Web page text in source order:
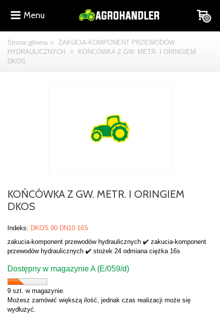
Menu 0
Strona główna >
ZAKUCIA-KOMPONENT PRZEWODÓW
HYDRAULICZNYCH
>
KOŃCÓWKA Z GW. METR. I ORINGIEM
DKOS
KOŃCÓWKA Z GW. METR. I ORINGIEM
DKOS
Indeks: DKOS 90 DN10 16S
zakucia-komponent przewodów hydraulicznych ✔️ zakucia-komponent
przewodów hydraulicznych ✔️ stożek 24 odmiana ciężka 16s
Dostępny w magazynie A (E/059/d)
9 szt. w magazynie.
Możesz zamówić większą ilość, jednak czas realizacji może się
wydłużyć.